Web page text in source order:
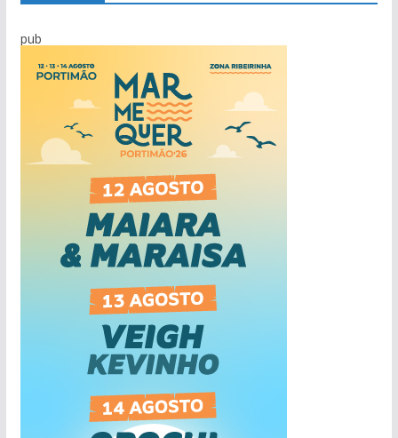
pub